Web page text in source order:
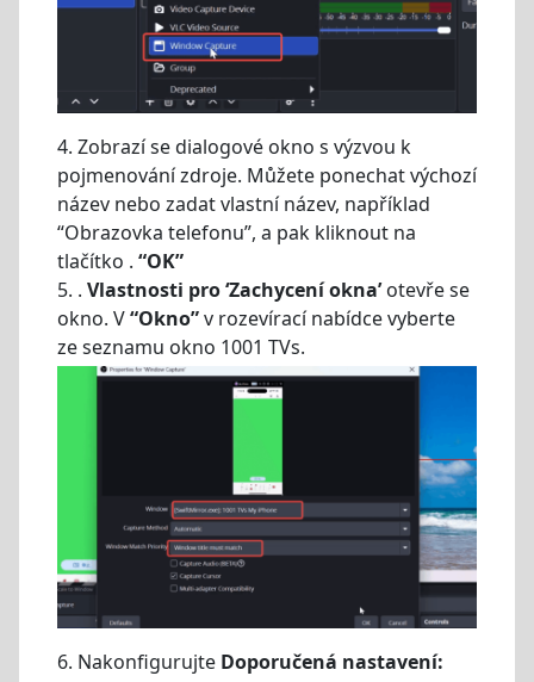
4. Zobrazí se dialogové okno s výzvou k
pojmenování zdroje. Můžete ponechat výchozí
název nebo zadat vlastní název, například
“Obrazovka telefonu”, a pak kliknout na
tlačítko . “OK”
5. . Vlastnosti pro ‘Zachycení okna’otevře se
okno. V“Okno”v rozevírací nabídce vyberte
ze seznamu okno 1001 TVs.
6. Nakonfigurujte Doporučená nastavení: